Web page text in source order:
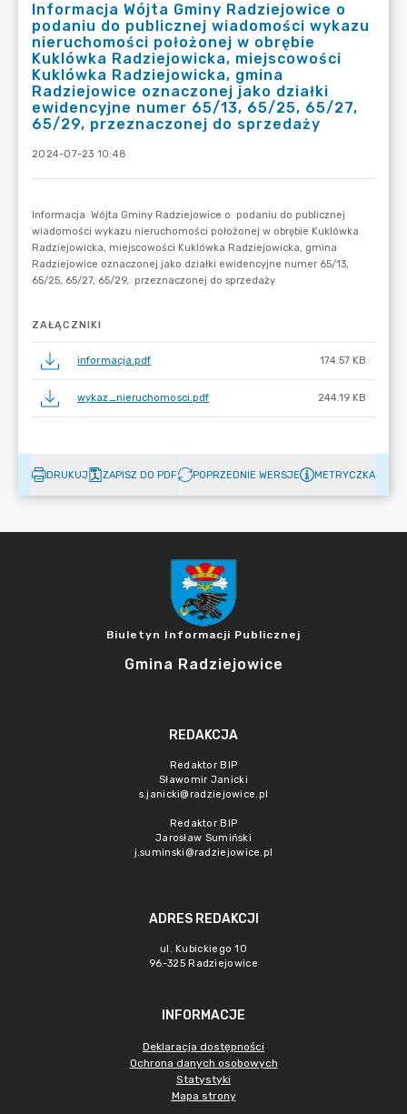
Informacja Wójta Gminy Radziejowice o
podaniu do publicznej wiadomości wykazu
nieruchomości położonej w obrębie
Kuklówka Radziejowicka, miejscowości
Kuklówka Radziejowicka, gmina
Radziejowice oznaczonej jako działki
ewidencyjne numer 65/13, 65/25, 65/27,
65/29, przeznaczonej do sprzedaży
2024-07-23 10:48
ZAŁĄCZNIKI
informacja.pdf 174.57 KB
wykaz_nieruchomosci.pdf 244.19 KB
DRUKUJ ZAPISZ DO PDF POPRZEDNIE WERSJE METRYCZKA
Biuletyn Informacji Publicznej
Gmina Radziejowice
REDAKCJA
Redaktor BIP
Sławomir Janicki
s.janicki@radziejowice.pl
Redaktor BIP
Jarosław Sumiński
j.suminski@radziejowice.pl
ADRES REDAKCJI
ul. Kubickiego 10
96-325 Radziejowice
INFORMACJE
Deklaracja dostępności
Ochrona danych osobowych
Statystyki
Mapa strony